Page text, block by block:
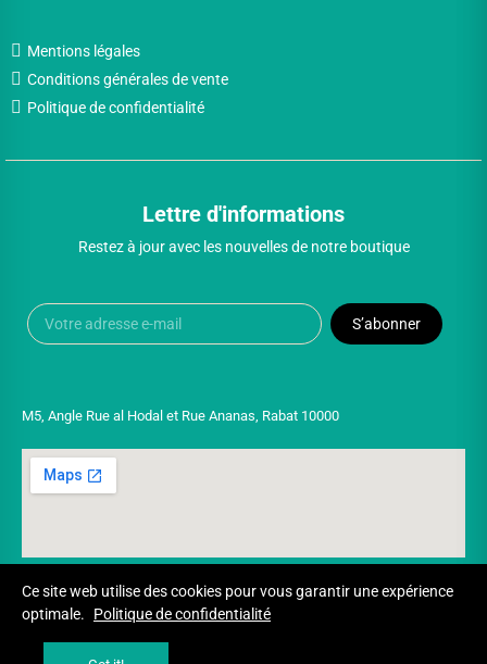
Mentions légales
Conditions générales de vente
Politique de confidentialité
Lettre d'informations
Restez à jour avec les nouvelles de notre boutique
S’abonner
M5, Angle Rue al Hodal et Rue Ananas, Rabat 10000
Ce site web utilise des cookies pour vous garantir une expérience
optimale.
Politique de confidentialité